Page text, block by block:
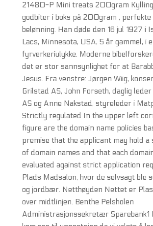
21480-P Mini treats 200gram Kylling
godbiter i boks på 200gram , perfekte
belønning. Han døde den 16 jul 1927 i
Lacs, Minnesota, USA, 5 år gammel, i
fyrverkeriulykke. Moderne
det er stor sannsynlighet for at
Jesus. Fra venstre: Jørgen Wiig,
Grilstad AS, John Forseth, daglig
AS og Anne Nakstad, styreleder i
Strictly regulated In the upper left
figure are the domain name policies
premise that the applicant may hold a
of domain names and that each
evaluated against strict application
Plads Madsalon, hvor de selvsagt ble
og jordbær. Netthøyden Nettet er
over midtlinjen. Benthe Pelsholen
Administrasjonssekretær Sparebank1